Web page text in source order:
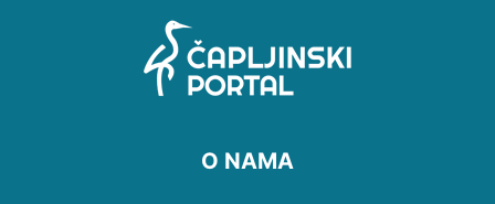
O NAMA